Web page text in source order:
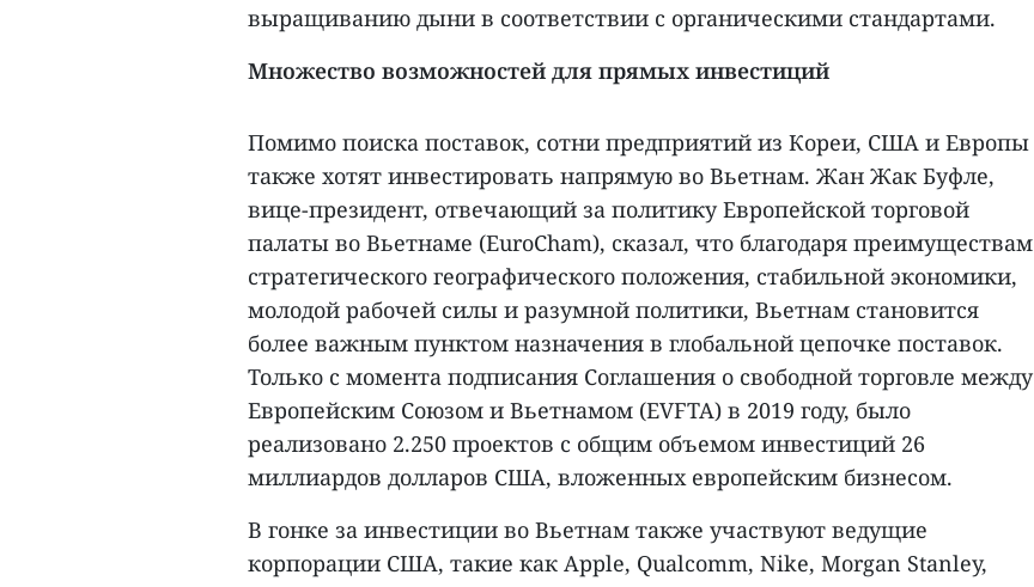
выращиванию дыни в соответствии с органическими стандартами.
Множество возможностей для прямых инвестиций
Помимо поиска поставок, сотни предприятий из Кореи, США и Европы
также хотят инвестировать напрямую во Вьетнам. Жан Жак Буфле,
вице-президент, отвечающий за политику Европейской торговой
палаты во Вьетнаме (EuroCham), сказал, что благодаря преимуществам
стратегического географического положения, стабильной экономики,
молодой рабочей силы и разумной политики, Вьетнам становится
более важным пунктом назначения в глобальной цепочке поставок.
Только с момента подписания Соглашения о свободной торговле между
Европейским Союзом и Вьетнамом (EVFTA) в 2019 году, было
реализовано 2.250 проектов с общим объемом инвестиций 26
миллиардов долларов США, вложенных европейским бизнесом.
В гонке за инвестиции во Вьетнам также участвуют ведущие
корпорации США, такие как Apple, Qualcomm, Nike, Morgan Stanley,